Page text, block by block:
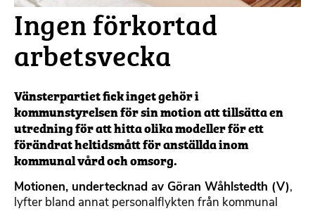
Ingen förkortad
arbetsvecka
Vänsterpartiet fick inget gehör i
kommunstyrelsen för sin motion att tillsätta en
utredning för att hitta olika modeller för ett
förändrat heltidsmått för anställda inom
kommunal vård och omsorg.
Motionen, undertecknad av Göran Wåhlstedth (V),
lyfter bland annat personalflykten från kommunal